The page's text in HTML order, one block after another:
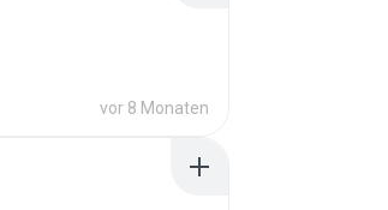
vor 8 Monaten